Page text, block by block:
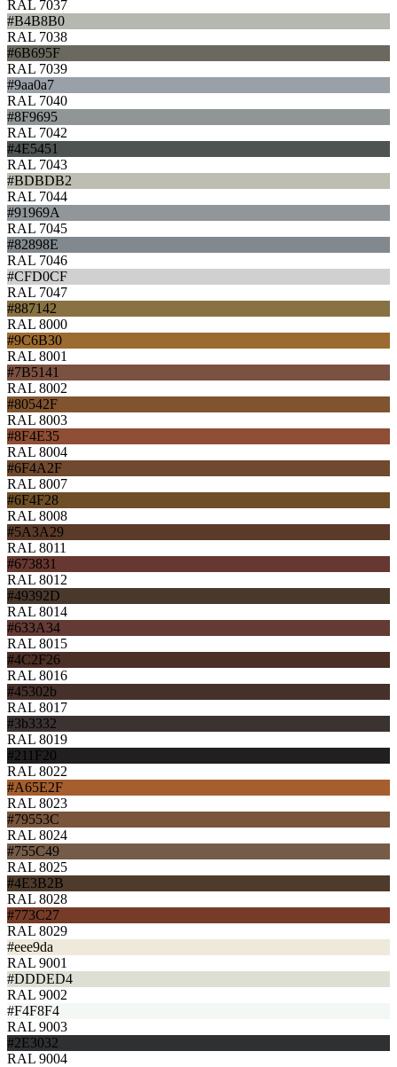
RAL 7037
#B4B8B0
RAL 7038
#6B695F
RAL 7039
#9aa0a7
RAL 7040
#8F9695
RAL 7042
#4E5451
RAL 7043
#BDBDB2
RAL 7044
#91969A
RAL 7045
#82898E
RAL 7046
#CFD0CF
RAL 7047
#887142
RAL 8000
#9C6B30
RAL 8001
#7B5141
RAL 8002
#80542F
RAL 8003
#8F4E35
RAL 8004
#6F4A2F
RAL 8007
#6F4F28
RAL 8008
#5A3A29
RAL 8011
#673831
RAL 8012
#49392D
RAL 8014
#633A34
RAL 8015
#4C2F26
RAL 8016
#45302b
RAL 8017
#3b3332
RAL 8019
#211F20
RAL 8022
#A65E2F
RAL 8023
#79553C
RAL 8024
#755C49
RAL 8025
#4E3B2B
RAL 8028
#773C27
RAL 8029
#eee9da
RAL 9001
#DDDED4
RAL 9002
#F4F8F4
RAL 9003
#2E3032
RAL 9004